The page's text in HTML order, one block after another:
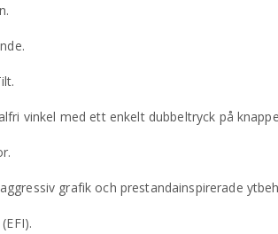
vinkel med ett enkelt dubbeltryck på
grafik och prestandainspirerade